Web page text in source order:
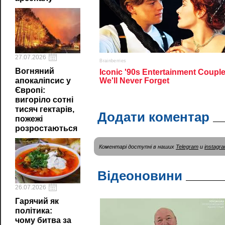
27.07.2026
Вогняний
апокаліпсис у
Європі:
вигоріло сотні
тисяч гектарів,
пожежі
розростаються
26.07.2026
Гарячий як
політика:
чому битва за
Додати коментар
Коментарі доступні в наших Telegram и
Відеоновини